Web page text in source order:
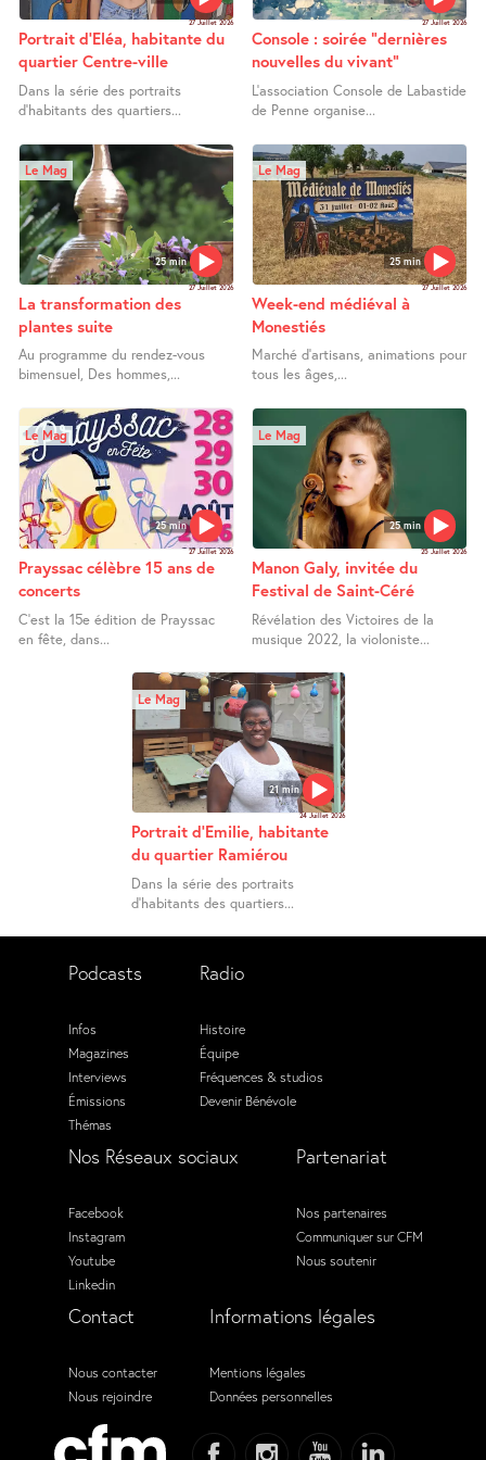
27 Juillet 2026
Portrait d’Eléa, habitante du
quartier Centre-ville
Dans la série des portraits
d’habitants des quartiers...
27 Juillet 2026
Console : soirée "dernières
nouvelles du vivant"
L’association Console de Labastide
de Penne organise...
25 min
Le Mag
27 Juillet 2026
La transformation des
plantes suite
Au programme du rendez-vous
bimensuel, Des hommes,...
25 min
Le Mag
27 Juillet 2026
Week-end médiéval à
Monestiés
Marché d’artisans, animations pour
tous les âges,...
25 min
Le Mag
27 Juillet 2026
Prayssac célèbre 15 ans de
concerts
C’est la 15e édition de Prayssac
en fête, dans...
25 min
Le Mag
25 Juillet 2026
Manon Galy, invitée du
Festival de Saint-Céré
Révélation des Victoires de la
musique 2022, la violoniste...
21 min
Le Mag
24 Juillet 2026
Portrait d’Emilie, habitante
du quartier Ramiérou
Dans la série des portraits
d’habitants des quartiers...
Podcasts
Infos
Magazines
Interviews
Émissions
Thémas
Radio
Histoire
Équipe
Fréquences & studios
Devenir Bénévole
Nos Réseaux sociaux
Facebook
Instagram
Youtube
Linkedin
Partenariat
Nos partenaires
Communiquer sur CFM
Nous soutenir
Contact
Nous contacter
Nous rejoindre
Informations légales
Mentions légales
Données personnelles